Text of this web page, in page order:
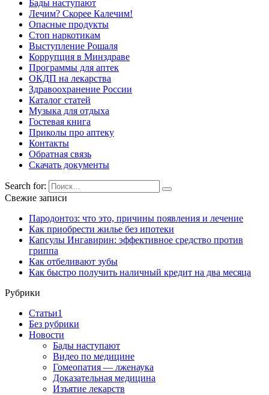
Бады наступают
Лечим? Скорее Калечим!
Опасные продукты
Стоп наркотикам
Выступление Рошаля
Коррупция в Минздраве
Программы для аптек
ОКДП на лекарства
Здравоохранение России
Каталог статей
Музыка для отдыха
Гостевая книга
Приколы про аптеку
Контакты
Обратная связь
Скачать документы
Search for:
Свежие записи
Пародонтоз: что это, причины появления и лечение
Как приобрести жилье без ипотеки
Капсулы Ингавирин: эффективное средство против
гриппа
Как отбеливают зубы
Как быстро получить наличный кредит на два месяца
Рубрики
Cтатьи1
Без рубрики
Новости
Бады наступают
Видео по медицине
Гомеопатия — лженаука
Доказательная медицина
Изъятие лекарств